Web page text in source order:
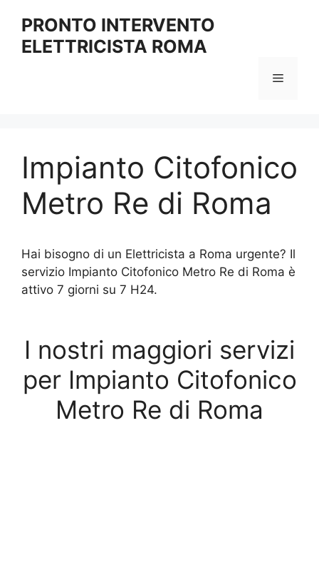
contenuto
PRONTO INTERVENTO
ELETTRICISTA ROMA
Menu
Impianto Citofonico
Metro Re di Roma
Hai bisogno di un Elettricista a Roma urgente? Il
servizio Impianto Citofonico Metro Re di Roma è
attivo 7 giorni su 7 H24.
I nostri maggiori servizi
per Impianto Citofonico
Metro Re di Roma